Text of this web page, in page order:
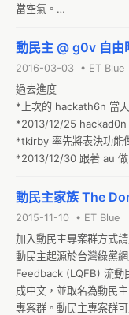
當空氣。
動民主 @ g0v 自
2016-03-03 • ET Blue
過去進度
*上次的 hackath6n 當
*2013/12/25 hackad0n
*tkirby 率先將表決功能
*2013/12/30 跟著 au
動民主家族 The
2015-11-10 • ET Blue
加入動民主專案群方式
動民主起源於台灣綠黨
Feedback (LQFB) 流動
成中文，並取名為動民
專案群。動民主專案群